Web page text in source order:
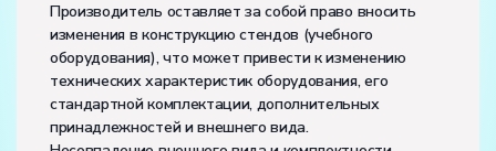
Производитель оставляет за собой право вносить
изменения в конструкцию стендов (учебного
оборудования), что может привести к изменению
технических характеристик оборудования, его
стандартной комплектации, дополнительных
принадлежностей и внешнего вида.